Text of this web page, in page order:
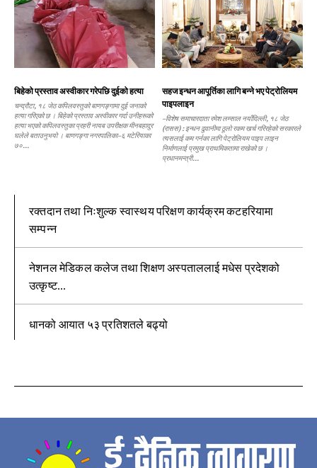
बिहेको प्रस्ताव अस्वीकार गरेपछि दुईको हत्या
चन्द्रौटा, १८ जेठ कपिलवस्तुको बाणगङ्गामा दुई जनाको
हत्या गरिएको छ । बिहेको प्रस्ताव अस्वीकार गर्दा उनीहरूको
हत्या भएको कपिलवस्तुका प्रहरी नायब उपरीक्षक मीनबहादुर
घलेले बताउनुभयो । बाणगङ्गा नगरपालिका–६ मटेरियाका
७०...
सहज इन्धन आपूर्तिका लागि बन्ने भए पेट्रोलियम
पाइपलाइन
–विशेष समाचारदाता रमेश लम्साल नयाँदिल्ली, १८ जेठ
(रासस) : इन्धन ढुवानीमा ठूलो रकम खर्च गरिरहेको सरकारले
त्यसलाई कम गर्नका लागि पेट्रोलियम पाइप लाइन
निर्माणलाई प्रमुख प्राथमिकतामा राखेको छ ।
प्रधानमन्त्री...
रक्तदान तथा निःशुल्क स्वास्थय परिक्षण कार्यक्रम कटहरियामा
सम्पन्न
नेशनल मेडिकल कलेज तथा शिक्षण अस्पताललाई मधेस प्रदेशको
उत्कृष्ट...
धानको आयात ५३ प्रतिशतले बढ्यो